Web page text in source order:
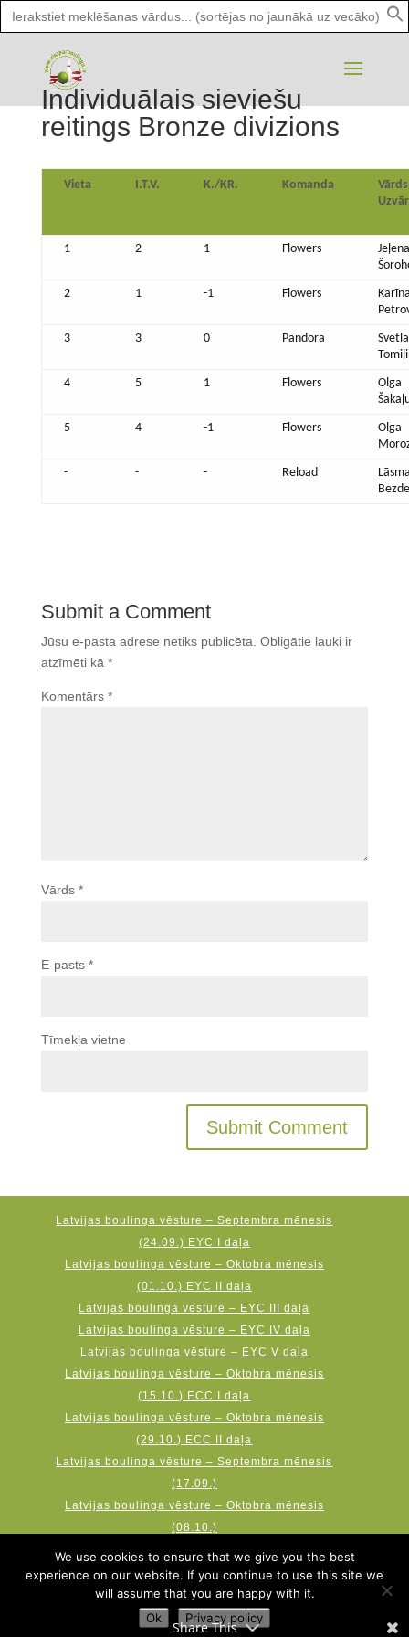
Search
for:
Individuālais sieviešu
reitings Bronze divizions
Vieta I.T.V. K./KR. Komanda
1 2 1 Flowers
Jeļena
2 1 -1 Flowers
3 3 0 Pandora
4 5 1 Flowers
Olga
5 4 -1 Flowers
Olga
- - - Reload
Submit a Comment
Jūsu e-pasta adrese netiks publicēta. Obligātie lauki ir
atzīmēti kā *
Komentārs *
Vārds *
E-pasts *
Tīmekļa vietne
Latvijas boulinga vēsture – Septembra mēnesis
(24.09.) EYC I daļa
Latvijas boulinga vēsture – Oktobra mēnesis
(01.10.) EYC II daļa
Latvijas boulinga vēsture – EYC III daļa
Latvijas boulinga vēsture – EYC IV daļa
Latvijas boulinga vēsture – EYC V daļa
Latvijas boulinga vēsture – Oktobra mēnesis
(15.10.) ECC I daļa
Latvijas boulinga vēsture – Oktobra mēnesis
(29.10.) ECC II daļa
Latvijas boulinga vēsture – Septembra mēnesis
(17.09.)
Latvijas boulinga vēsture – Oktobra mēnesis
(08.10.)
Latvijas boulinga vēsture – Novembra mēnesis
(19.11.) AMF Qubica World Cup
Share This
We use cookies to ensure that we give you the best
experience on our website. If you continue to use this site we
will assume that you are happy with it.
Ok
Privacy policy